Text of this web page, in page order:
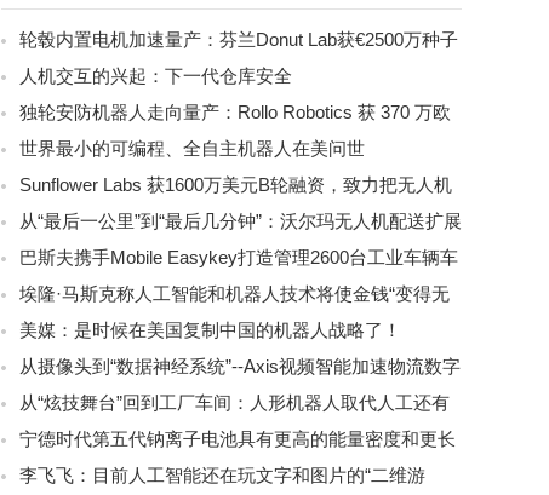
轮毂内置电机加速量产：芬兰Donut Lab获€2500万种子
轮融资，押注去传动化电动平台
人机交互的兴起：下一代仓库安全
独轮安防机器人走向量产：Rollo Robotics 获 370 万欧
元种子前融资
世界最小的可编程、全自主机器人在美问世
Sunflower Labs 获1600万美元B轮融资，致力把无人机
安防从概念推向规模化落地
从“最后一公里”到“最后几分钟”：沃尔玛无人机配送扩展
至亚特兰大都市圈
巴斯夫携手Mobile Easykey打造管理2600台工业车辆车
队管理标杆
埃隆·马斯克称人工智能和机器人技术将使金钱“变得无
关紧要”
美媒：是时候在美国复制中国的机器人战略了！
从摄像头到“数据神经系统”--Axis视频智能加速物流数字
化
从“炫技舞台”回到工厂车间：人形机器人取代人工还有
多远？
宁德时代第五代钠离子电池具有更高的能量密度和更长
的循环寿命
李飞飞：目前人工智能还在玩文字和图片的“二维游